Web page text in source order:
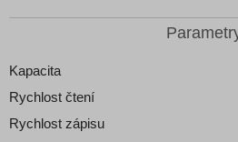
Kapacita
Rychlost čtení
Rychlost zápisu